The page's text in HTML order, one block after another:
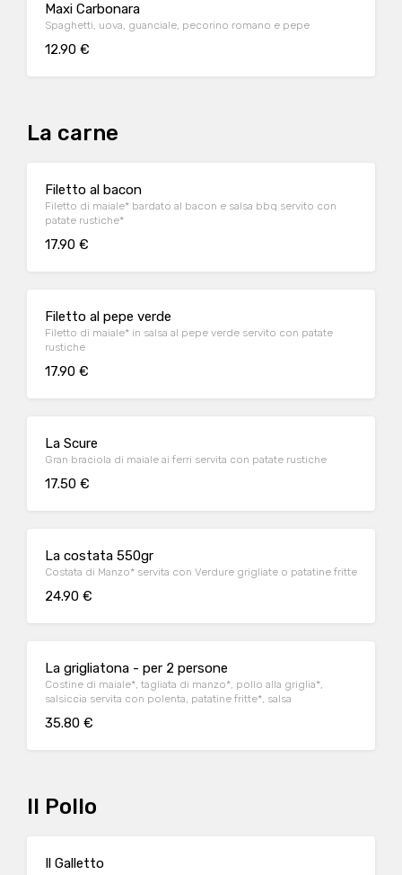
Maxi Carbonara
Spaghetti, uova, guanciale, pecorino romano e pepe
12.90 €
La carne
Filetto al bacon
Filetto di maiale* bardato al bacon e salsa bbq servito con
patate rustiche*
17.90 €
Filetto al pepe verde
Filetto di maiale* in salsa al pepe verde servito con patate
rustiche
17.90 €
La Scure
Gran braciola di maiale ai ferri servita con patate rustiche
17.50 €
La costata 550gr
Costata di Manzo* servita con Verdure grigliate o patatine fritte
24.90 €
La grigliatona - per 2 persone
Costine di maiale*, tagliata di manzo*, pollo alla griglia*,
salsiccia servita con polenta, patatine fritte*, salsa
35.80 €
Il Pollo
Il Galletto